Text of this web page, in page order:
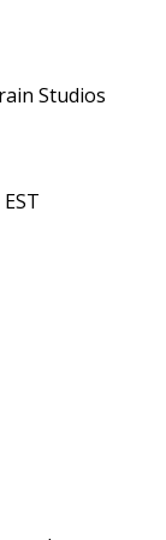
Studios